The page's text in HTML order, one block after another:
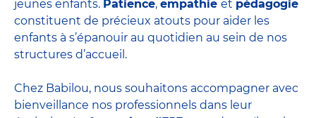
jeunes enfants. Patience, empathie et pédagogie
constituent de précieux atouts pour aider les
enfants à s’épanouir au quotidien au sein de nos
structures d’accueil.
Chez Babilou, nous souhaitons accompagner avec
bienveillance nos professionnels dans leur